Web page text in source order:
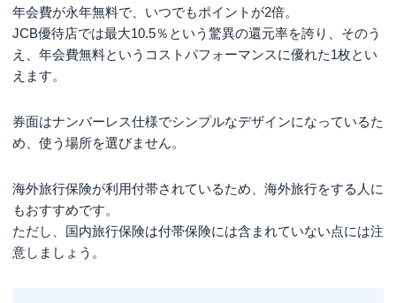
年会費が永年無料で、いつでもポイントが2倍。
JCB優待店では最大10.5％という驚異の還元率を誇り、そのう
え、年会費無料というコストパフォーマンスに優れた1枚とい
えます。
券面はナンバーレス仕様でシンプルなデザインになっているた
め、使う場所を選びません。
海外旅行保険が利用付帯されているため、海外旅行をする人に
もおすすめです。
ただし、国内旅行保険は付帯保険には含まれていない点には注
意しましょう。